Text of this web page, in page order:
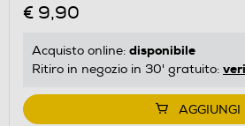
€ 9,90
Acquisto online: disponibile
Ritiro in negozio in 30' gratuito:
AGGIUNGI